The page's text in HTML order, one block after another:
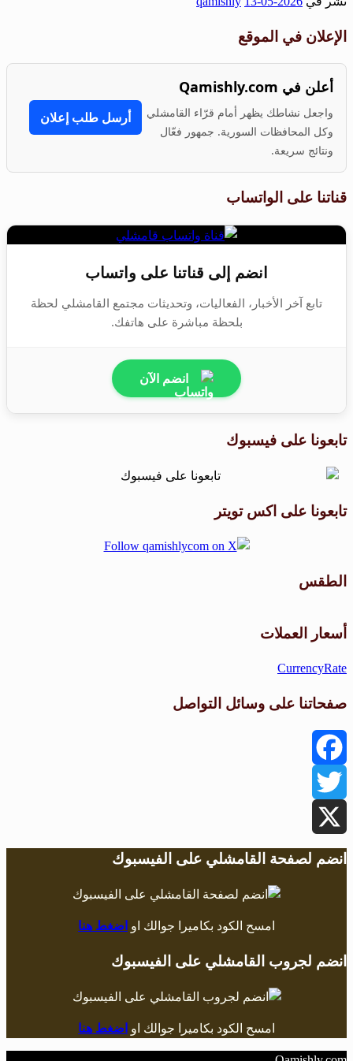
Share
الإعلان في الموقع
أعلن في Qamishly.com
واجعل نشاطك يظهر أمام قرّاء القامشلي
وكل المحافظات السورية. جمهور فعّال
ونتائج سريعة.
أرسل طلب إعلان
قناتنا على الواتساب
انضم إلى قناتنا على واتساب
تابع آخر الأخبار، الفعاليات، وتحديثات مجتمع القامشلي لحظة
بلحظة مباشرة على هاتفك.
انضم الآن
تابعونا على فيسبوك
تابعونا على اكس تويتر
الطقس
أسعار العملات
CurrencyRate
صفحاتنا على وسائل التواصل
Facebook
Twitter
X
انضم لصفحة القامشلي على الفيسبوك
امسح الكود بكاميرا جوالك او اضغط هنا
انضم لجروب القامشلي على الفيسبوك
امسح الكود بكاميرا جوالك او اضغط هنا